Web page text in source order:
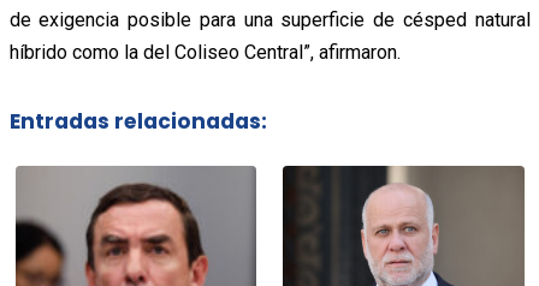
de exigencia posible para una superficie de césped natural
híbrido como la del Coliseo Central”, afirmaron.
Entradas relacionadas: